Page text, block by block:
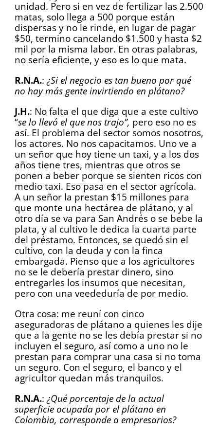
unidad. Pero si en vez de fertilizar las 2.500
matas, solo llega a 500 porque están
dispersas y no le rinde, en lugar de pagar
$50, termino cancelando $1.500 y hasta $2
mil por la misma labor. En otras palabras,
no sería eficiente, y eso es lo que mata.
R.N.A.: ¿Si el negocio es tan bueno por qué
no hay más gente invirtiendo en plátano?
J.H.: No falta el que diga que a este cultivo
“se lo llevó el que nos trajo”, pero eso no es
así. El problema del sector somos nosotros,
los actores. No nos capacitamos. Uno ve a
un señor que hoy tiene un taxi, y a los dos
años tiene tres, mientras que otros se
ponen a beber porque se sienten ricos con
medio taxi. Eso pasa en el sector agrícola.
A un señor la prestan $15 millones para
que monte una hectárea de plátano, y al
otro día se va para San Andrés o se bebe la
plata, y al cultivo le dedica la cuarta parte
del préstamo. Entonces, se quedó sin el
cultivo, con la deuda y con la finca
embargada. Pienso que a los agricultores
no se le debería prestar dinero, sino
entregarles los insumos que necesitan,
pero con una veededuría de por medio.
Otra cosa: me reuní con cinco
aseguradoras de plátano a quienes les dije
que a la gente no se les debía prestar si no
incluyen el seguro, así como a uno no le
prestan para comprar una casa si no toma
un seguro. Con el seguro, el banco y el
agricultor quedan más tranquilos.
R.N.A.: ¿Qué porcentaje de la actual
superficie ocupada por el plátano en
Colombia, corresponde a empresarios?